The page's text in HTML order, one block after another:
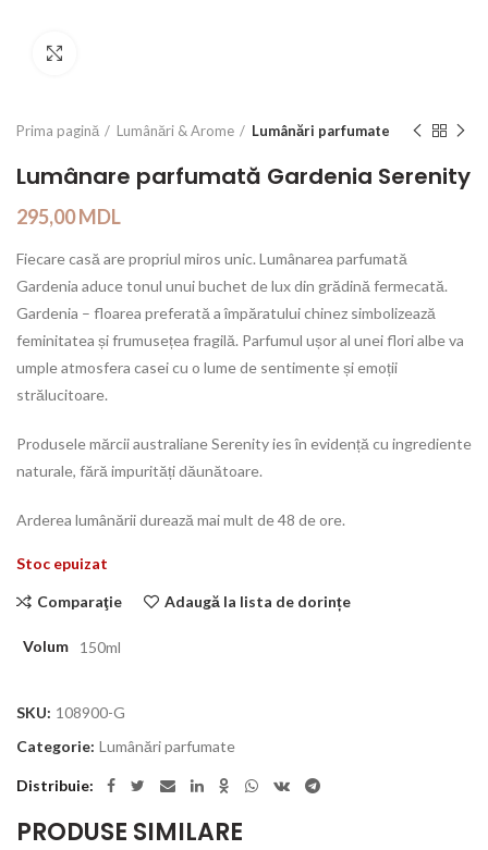
Prima pagină Lumânări & Arome Lumânări parfumate
Lumânare parfumată Gardenia Serenity
295,00MDL
Fiecare casă are propriul miros unic. Lumânarea parfumată
Gardenia aduce tonul unui buchet de lux din grădină fermecată.
Gardenia – floarea preferată a împăratului chinez simbolizează
feminitatea și frumusețea fragilă. Parfumul ușor al unei flori albe va
umple atmosfera casei cu o lume de sentimente și emoții
strălucitoare.
Produsele mărcii australiane Serenity ies în evidență cu ingrediente
naturale, fără impurități dăunătoare.
Arderea lumânării durează mai mult de 48 de ore.
Stoc epuizat
Comparaţie Adaugă la lista de dorințe
Volum 150ml
SKU: 108900-G
Categorie: Lumânări parfumate
Distribuie
PRODUSE SIMILARE